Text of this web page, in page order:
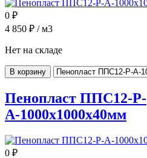
0 ₽
4 850 ₽ / м3
Нет на складе
В корзину
Пенопласт ППС12-Р-
А-1000x1000x40мм
0 ₽